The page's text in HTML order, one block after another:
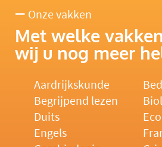
Onze vakken
Met welke
wij u nog meer
Aardrijkskunde
Begrijpend lezen
Duits
Engels